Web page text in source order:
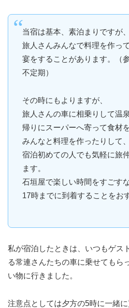
当宿は基本、素泊まりですが、
旅人さんみんなで料理を作って
宴をすることがあります。（
不定期）
その時にもよりますが、
旅人さんの車に相乗りして温
帰りにスーパーへ寄って食材
みんなと料理を作ったりして、
宿泊初めての人でも気軽に旅
ます。
石垣屋で楽しい時間をすごすな
17時までに到着することをお
私が宿泊したときは、いつもゲス
る常連さんたちの車に乗せてもら
い物に行きました。
注意点としては夕方の5時に一緒